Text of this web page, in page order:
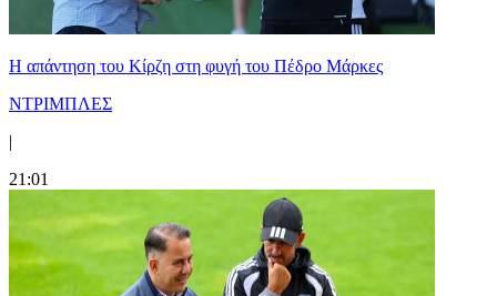
Η απάντηση του Κίρζη στη φυγή του Πέδρο Μάρκες
ΝΤΡΙΜΠΛΕΣ
|
21:01